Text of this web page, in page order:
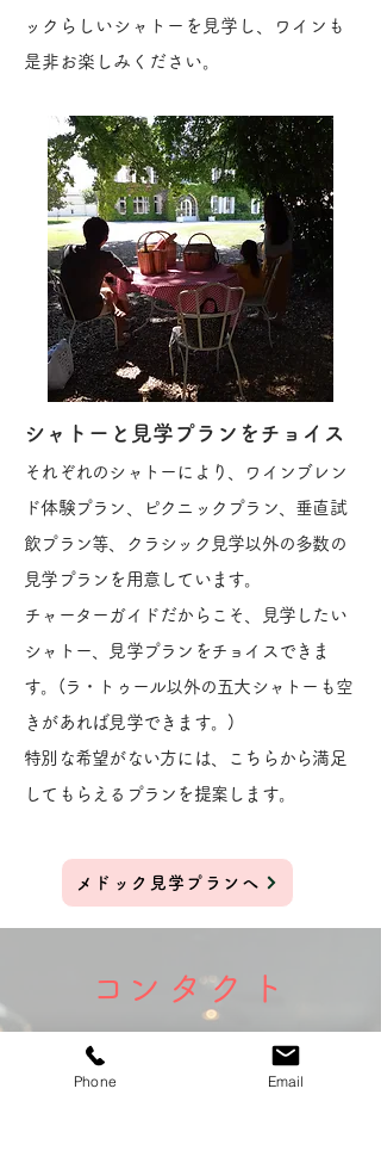
ックらしいシャトーを見学し、ワインも
是非お楽しみください。
​シャトーと見学プランをチョイス
それぞれのシャトーにより、ワインブレン
ド体験プラン、ピクニックプラン、垂直試
飲プラン等、クラシック見学以外の多数の
見学プランを用意しています。
チャーターガイドだからこそ、見学したい
シャトー、見学プランをチョイスできま
す。(ラ・トゥール以外の五大シャトーも空
きがあれば見学できます。)
特別な希望がない方には、こちらから満足
してもらえるプランを提案します。
メドック見学プランへ
​コンタクト
​大宅 利惠子/OHYA Rieko
Phone Email